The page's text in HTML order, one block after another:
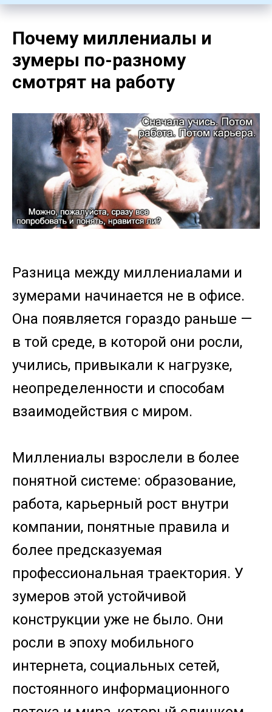
Почему миллениалы и
зумеры по-разному
смотрят на работу
Разница между миллениалами и
зумерами начинается не в офисе.
Она появляется гораздо раньше —
в той среде, в которой они росли,
учились, привыкали к нагрузке,
неопределенности и способам
взаимодействия с миром.
Миллениалы взрослели в более
понятной системе: образование,
работа, карьерный рост внутри
компании, понятные правила и
более предсказуемая
профессиональная траектория. У
зумеров этой устойчивой
конструкции уже не было. Они
росли в эпоху мобильного
интернета, социальных сетей,
постоянного информационного